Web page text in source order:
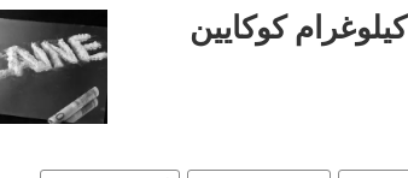
الشرطة الكينية تضبط 100 كيلوغرام كوكايين